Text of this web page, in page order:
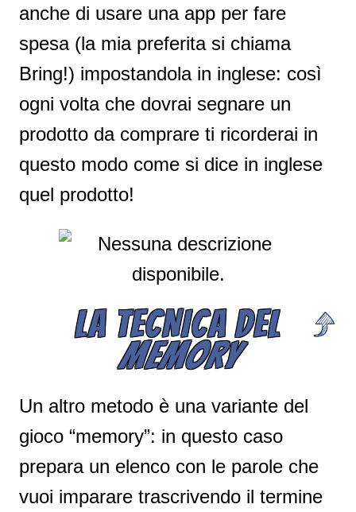
anche di usare una app per fare
spesa (la mia preferita si chiama
Bring!) impostandola in inglese: così
ogni volta che dovrai segnare un
prodotto da comprare ti ricorderai in
questo modo come si dice in inglese
quel prodotto!
LA TECNICA DEL
MEMORY
Un altro metodo è una variante del
gioco “memory”: in questo caso
prepara un elenco con le parole che
vuoi imparare trascrivendo il termine